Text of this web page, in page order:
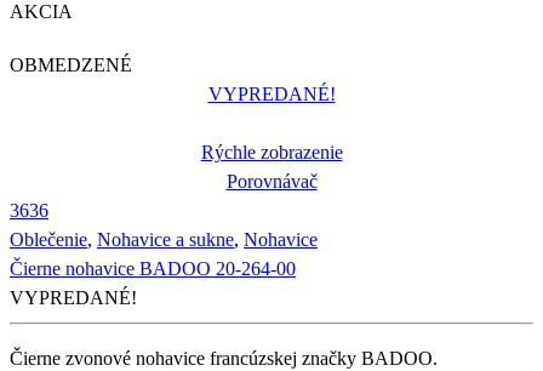
AKCIA
OBMEDZENÉ
VYPREDANÉ!
Rýchle zobrazenie
Porovnávač
3636
Oblečenie, Nohavice a sukne, Nohavice
Čierne nohavice BADOO 20-264-00
VYPREDANÉ!
Čierne zvonové nohavice francúzskej značky BADOO.